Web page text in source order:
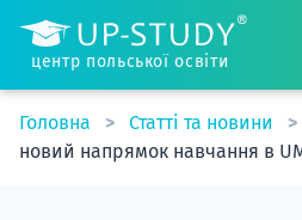
центр польської освіти
Головна Статті та новини
новий напрямок навчання в